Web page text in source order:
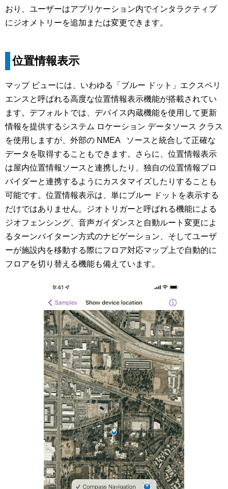
おり、ユーザーはアプリケーション内でインタラクティブ
にジオメトリーを追加または変更できます。
位置情報表示
マップ ビューには、いわゆる「ブルー ドット」エクスペリ
エンスと呼ばれる高度な位置情報表示機能が搭載されてい
ます。デフォルトでは、デバイス内蔵機能を使用して更新
情報を提供するシステム ロケーション データソース クラス
を使用しますが、外部の NMEA ソースと統合して正確な
データを取得することもできます。さらに、位置情報表示
は屋内位置情報ソースと連携したり、独自の位置情報プロ
バイダーと連携するようにカスタマイズしたりすることも
可能です。位置情報表示は、単にブルー ドットを表示する
だけではありません。ジオトリガーと呼ばれる機能による
ジオフェンシング、音声ガイダンスと自動ルート変更によ
るターンバイターン方式のナビゲーション、そしてユーザ
ーが施設内を移動する際にフロア対応マップ上で自動的に
フロアを切り替える機能も備えています。